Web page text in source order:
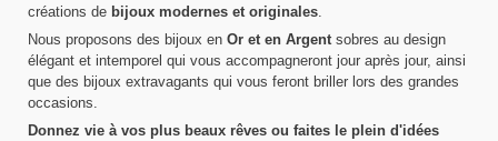
créations de bijoux modernes et originales
Nous proposons des bijoux en Or et en Argent sobres au design
élégant et intemporel qui vous accompagneront jour après jour, ainsi
que des bijoux extravagants qui vous feront briller lors des grandes
occasions.
Donnez vie à vos plus beaux rêves ou faites le plein d'idées